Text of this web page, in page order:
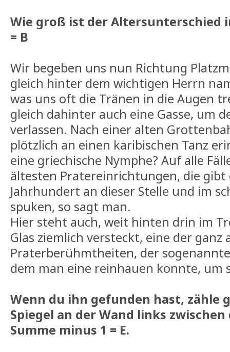
Wie groß ist der Altersunterschied
= B
Wir begeben uns nun Richtung
gleich hinter dem wichtigen Herrn
was uns oft die Tränen in die Augen
gleich dahinter auch eine Gasse, um
verlassen. Nach einer alten
plötzlich an einen karibischen Tanz
eine griechische Nymphe? Auf alle
ältesten Pratereinrichtungen, die gibt
Jahrhundert an dieser Stelle und im
spuken, so sagt man.
Hier steht auch, weit hinten drin im
Glas ziemlich versteckt, eine der ganz
Praterberühmtheiten, der
dem man eine reinhauen konnte, um
Wenn du ihn gefunden hast, zähle
Spiegel an der Wand links
Summe minus 1 = E.